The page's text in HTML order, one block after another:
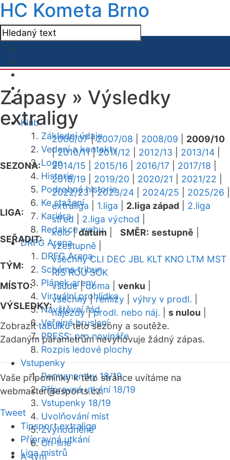
HC Kometa Brno
Klub
Základní údaje
Vedení a kontakty
Logo
Historie
Podrobná historie
Ke stažení
Kariéra
Redakce webu
DRFG Arena
DRFG Arena
Schéma tribun
Plánek areny
Virtuální prohlídka
Návštěvní řád
Veřejné bruslení
PRESS: pro novináře
Rozpis ledové plochy
Vstupenky
Permanentky 18/19
Přípravná utkání 18/19
Vstupenky 18/19
Uvolňování míst
Zvýhodněné
On-line
A-tým
Zápasy » Výsledky
extraligy
SEZONA:
2006/07|2007/08 2008/09
2009/10
|2010/11|2011/12 2012/13 2013/14
2014/15
2015/16 2016/17 2017/18
2018/19
2019/20 2020/21 2021/22
2022/23|2023/24 2024/25 2025/26
LIGA:
extraliga 1.liga 2.liga západ
2.liga
střed
2.liga východ
SEŘADIT:
kolo|datum SMĚR: sestupně
vzestupně
TÝM:
všechny CLI DEC JBL KLT KNO LTM MST
RIS ROU SOK
MÍSTO:
všude|doma venku
VÝSLEDKY:
všechny|remízy výhry v prodl.
nájezdy|prodl. nebo náj. s nulou
Zobrazittabulkutéto sezóny a soutěže.
Zadaným parametrům nevyhovuje žádný zápas.
Vaše připomínky k této stránce uvítáme na
webmaster@esports.cz.
Tweet
Tipsport extraliga
Přípravná utkání
Liga mistrů